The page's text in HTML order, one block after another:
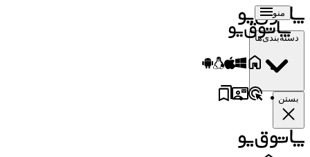
منو
دسته‌بندی‌ها
بستن